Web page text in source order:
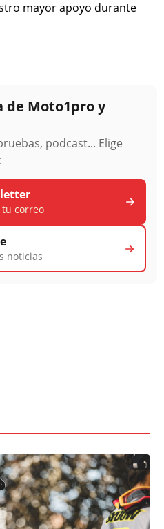
mayor apoyo durante
de Moto1pro y
podcast... Elige
correo
noticias